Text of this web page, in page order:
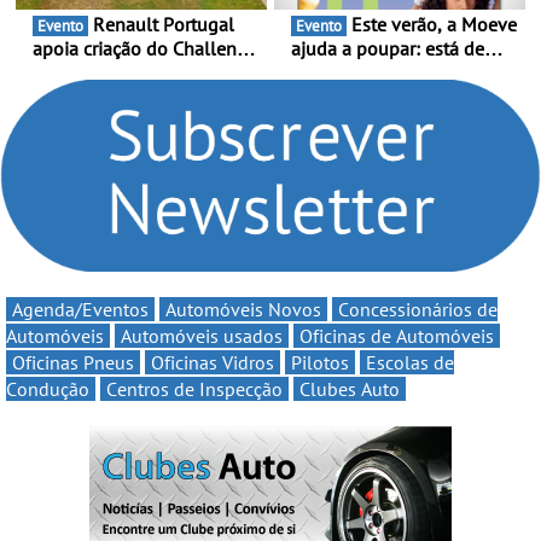
Evento
apoia criação do Challenge
compromisso com o
automobilismo nacional
continua em 2026
Evento
ajuda a poupar: está de
Volta” com descontos de
Agenda/Eventos Automóveis Novos
Concessionários de
Automóveis
Automóveis usados
Oficinas de Automóveis
Oficinas Pneus
Oficinas Vidros Pilotos
Escolas de
Condução
Centros de Inspecção Clubes Auto